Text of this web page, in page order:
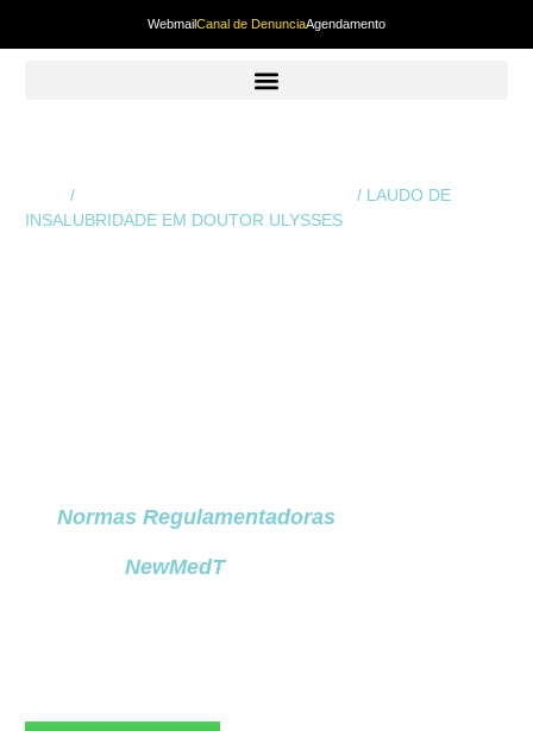
WebmailCanal de DenunciaAgendamento
/
/ LAUDO DE
INSALUBRIDADE EM DOUTOR ULYSSES
Normas Regulamentadoras
NewMedT, tratamos o